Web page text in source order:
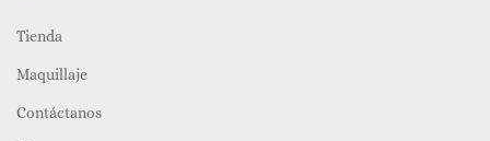
Tienda
Maquillaje
Contáctanos